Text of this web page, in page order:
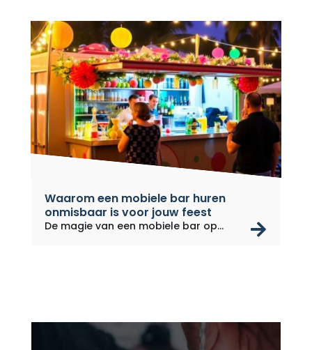
Waarom een mobiele bar huren
onmisbaar is voor jouw feest
De magie van een mobiele bar op